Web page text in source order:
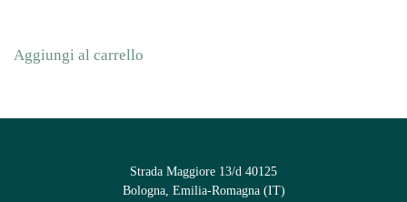
Aggiungi al carrello
Strada Maggiore 13/d 40125
Bologna, Emilia-Romagna (IT)